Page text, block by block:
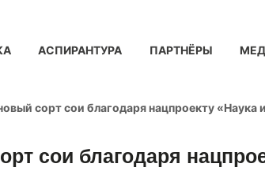
АСПИРАНТУРА ПАРТНЁРЫ
сорт сои благодаря нацпроекту «Наука
сои благодаря